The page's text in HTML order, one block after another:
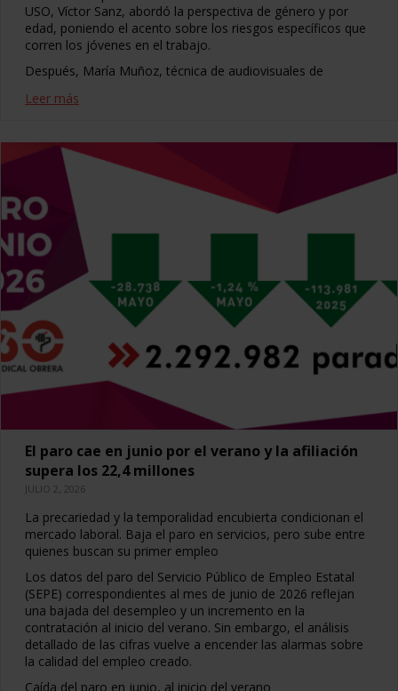
USO, Víctor Sanz, abordó la perspectiva de género y por
edad, poniendo el acento sobre los riesgos específicos que
corren los jóvenes en el trabajo.
Después, María Muñoz, técnica de audiovisuales de
Leer más
El paro cae en junio por el verano y la afiliación
supera los 22,4 millones
JULIO 2, 2026
La precariedad y la temporalidad encubierta condicionan el
mercado laboral. Baja el paro en servicios, pero sube entre
quienes buscan su primer empleo
Los datos del paro del Servicio Público de Empleo Estatal
(SEPE) correspondientes al mes de junio de 2026 reflejan
una bajada del desempleo y un incremento en la
contratación al inicio del verano. Sin embargo, el análisis
detallado de las cifras vuelve a encender las alarmas sobre
la calidad del empleo creado.
Caída del paro en junio, al inicio del verano